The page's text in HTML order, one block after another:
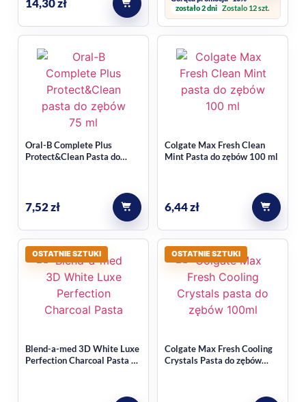
zostało 2 dni Zostalo 12 szt.
Oral-B Complete Plus
Protect&Clean Pasta do
7,52zł
Colgate Max Fresh Clean
Mint Pasta do zębów 100 ml
6,44zł
OSTATNIE SZTUKI
Blend-a-med 3D White Luxe
Perfection Charcoal Pasta do
OSTATNIE SZTUKI
Colgate Max Fresh Cooling
Crystals Pasta do zębów